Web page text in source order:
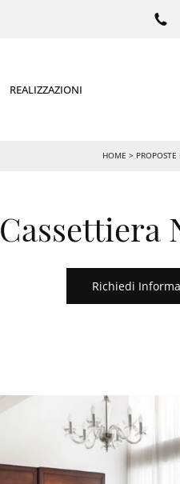
REALIZZAZIONI
HOME > PROPOSTE
Cassettiera
Richiedi